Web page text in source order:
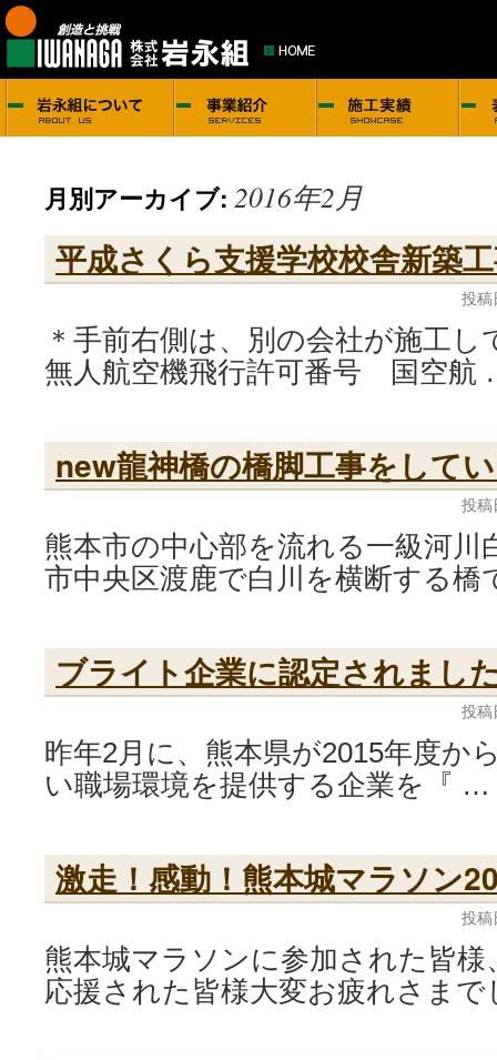
月別アーカイブ: 2016年2月
平成さくら支援学校校舎新築
投稿
＊手前右側は、別の会社が施工
無人航空機飛行許可番号 国空
new龍神橋の橋脚工事をして
投稿
熊本市の中心部を流れる一級河川
市中央区渡鹿で白川を横断する
ブライト企業に認定されまし
投稿
昨年2月に、熊本県が2015年度か
い職場環境を提供する企業を『 …
激走！感動！熊本城マラソン
投稿
熊本城マラソンに参加された皆様
応援された皆様大変お疲れさま